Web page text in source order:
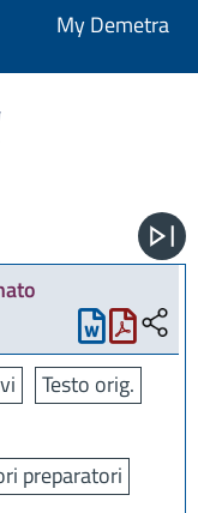
My Demetra
Testo orig.
preparatori